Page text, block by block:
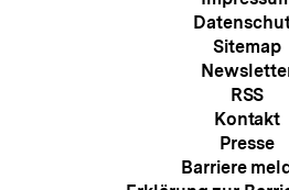
Sitemap
RSS
Kontakt
Presse
Barriere